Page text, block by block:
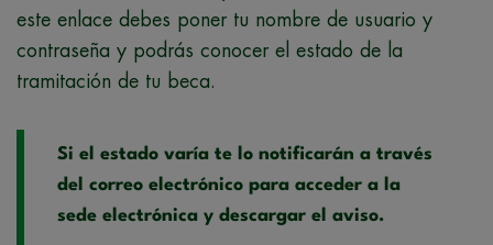
este enlace debes poner tu nombre de usuario y
contraseña y podrás conocer el estado de la
tramitación de tu beca.
Si el estado varía te lo notificarán a través
del correo electrónico para acceder a la
sede electrónica y descargar el aviso.